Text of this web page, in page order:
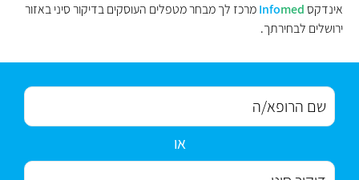
אינדקס
Infomed
מרכז לך מבחר מטפלים העוסקים בדיקור סיני באזור
ירושלים לבחירתך.
או